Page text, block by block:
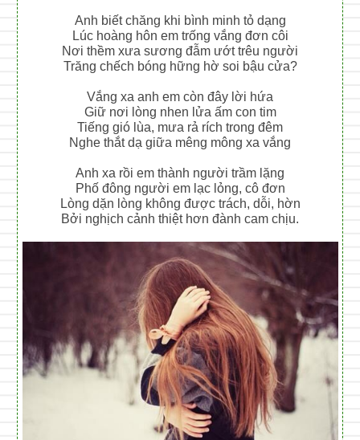
Anh biết chăng khi bình minh tỏ dạng
Lúc hoàng hôn em trống vắng đơn côi
Nơi thềm xưa sương đẫm ướt trêu người
Trăng chếch bóng hững hờ soi bậu cửa?
Vắng xa anh em còn đây lời hứa
Giữ nơi lòng nhen lửa ấm con tim
Tiếng gió lùa, mưa rả rích trong đêm
Nghe thắt dạ giữa mêng mông xa vắng
Anh xa rồi em thành người trầm lặng
Phố đông người em lạc lỏng, cô đơn
Lòng dặn lòng không được trách, dỗi, hờn
Bởi nghịch cảnh thiệt hơn đành cam chịu.